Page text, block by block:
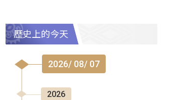
歷史上的今天
2026/ 08/ 07
2026